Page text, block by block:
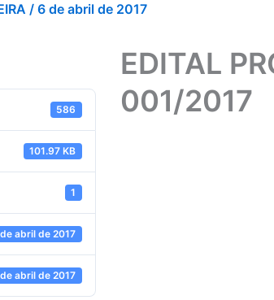
/ 6 de abril de 2017
586
101.97 KB
1
abril de 2017
abril de 2017
EDITAL
001/2017